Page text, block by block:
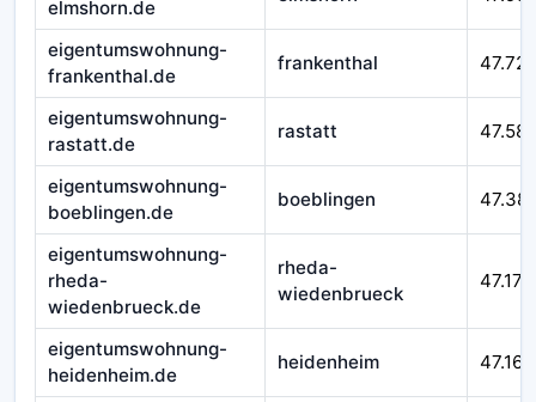
elmshorn.de
eigentumswohnung-
frankenthal.de
frankenthal 47.727
eigentumswohnung-
rastatt.de
rastatt 47.586
eigentumswohnung-
boeblingen.de
boeblingen
eigentumswohnung-
rheda-
wiedenbrueck.de
rheda-
wiedenbrueck
47.177
eigentumswohnung-
heidenheim.de
heidenheim 47.164